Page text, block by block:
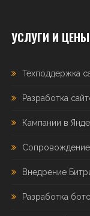
УСЛУГИ И ЦЕНЫ
Техподдержка
Разработка
Кампании в
Сопровождение
Внедрение
Разработка